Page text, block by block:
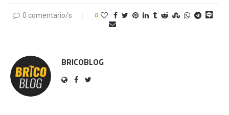
0 comentario/s 0
BRICOBLOG